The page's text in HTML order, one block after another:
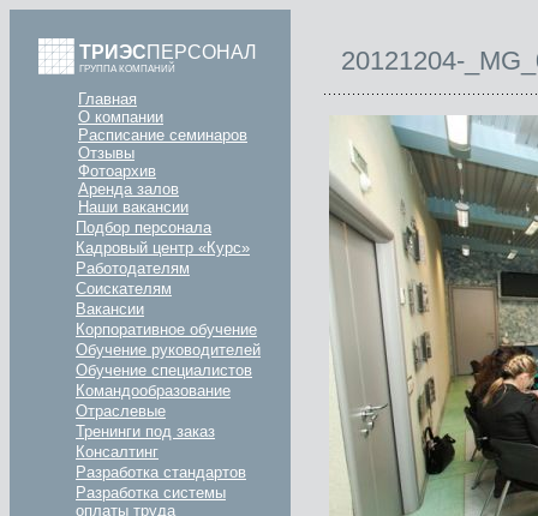
ТРИЭСПЕРСОНАЛ
ГРУППА КОМПАНИЙ
Главная
О компании
Расписание семинаров
Отзывы
Фотоархив
Аренда залов
Наши вакансии
Подбор персонала
Кадровый центр «Курс»
Работодателям
Соискателям
Вакансии
Корпоративное обучение
Обучение руководителей
Обучение специалистов
Командообразование
Отраслевые
Тренинги под заказ
Консалтинг
Разработка стандартов
Разработка системы
оплаты труда
20121204-